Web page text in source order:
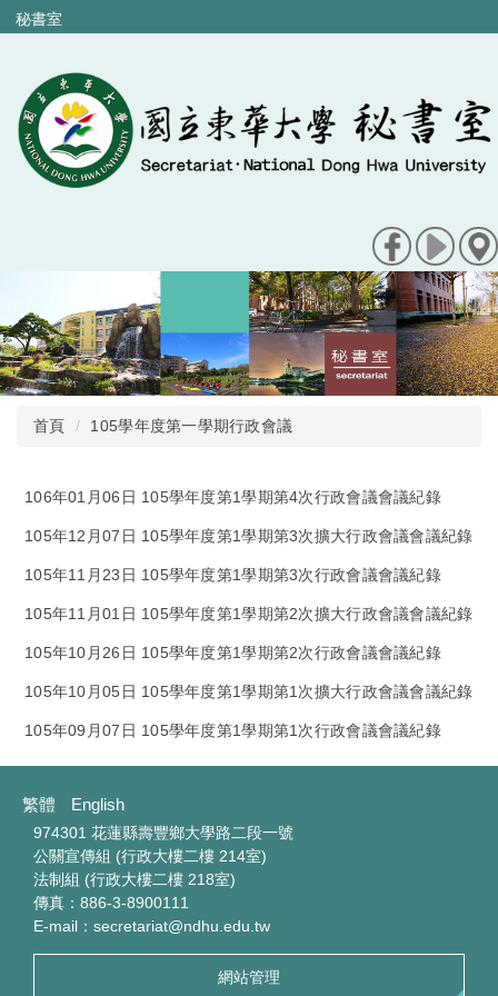
跳
到
內
容
區
秘書室
首頁 105學年度第一學期行政會議
106年01月06日 105學年度第1學期第4次行政會議會議紀錄
105年12月07日 105學年度第1學期第3次擴大行政會議會議紀錄
105年11月23日 105學年度第1學期第3次行政會議會議紀錄
105年11月01日 105學年度第1學期第2次擴大行政會議會議紀錄
105年10月26日 105學年度第1學期第2次行政會議會議紀錄
105年10月05日 105學年度第1學期第1次擴大行政會議會議紀錄
105年09月07日 105學年度第1學期第1次行政會議會議紀錄
繁體 English
974301 花蓮縣壽豐鄉大學路二段一號
公關宣傳組 (行政大樓二樓 214室)
法制組 (行政大樓二樓 218室)
傳真：886-3-8900111
E-mail：secretariat@ndhu.edu.tw
網站管理